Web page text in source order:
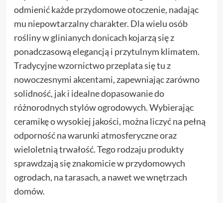
odmienić każde przydomowe otoczenie, nadając
mu niepowtarzalny charakter. Dla wielu osób
rośliny w glinianych donicach kojarzą się z
ponadczasową elegancją i przytulnym klimatem.
Tradycyjne wzornictwo przeplata się tu z
nowoczesnymi akcentami, zapewniając zarówno
solidność, jak i idealne dopasowanie do
różnorodnych stylów ogrodowych. Wybierając
ceramikę o wysokiej jakości, można liczyć na pełną
odporność na warunki atmosferyczne oraz
wieloletnią trwałość. Tego rodzaju produkty
sprawdzają się znakomicie w przydomowych
ogrodach, na tarasach, a nawet we wnętrzach
domów.